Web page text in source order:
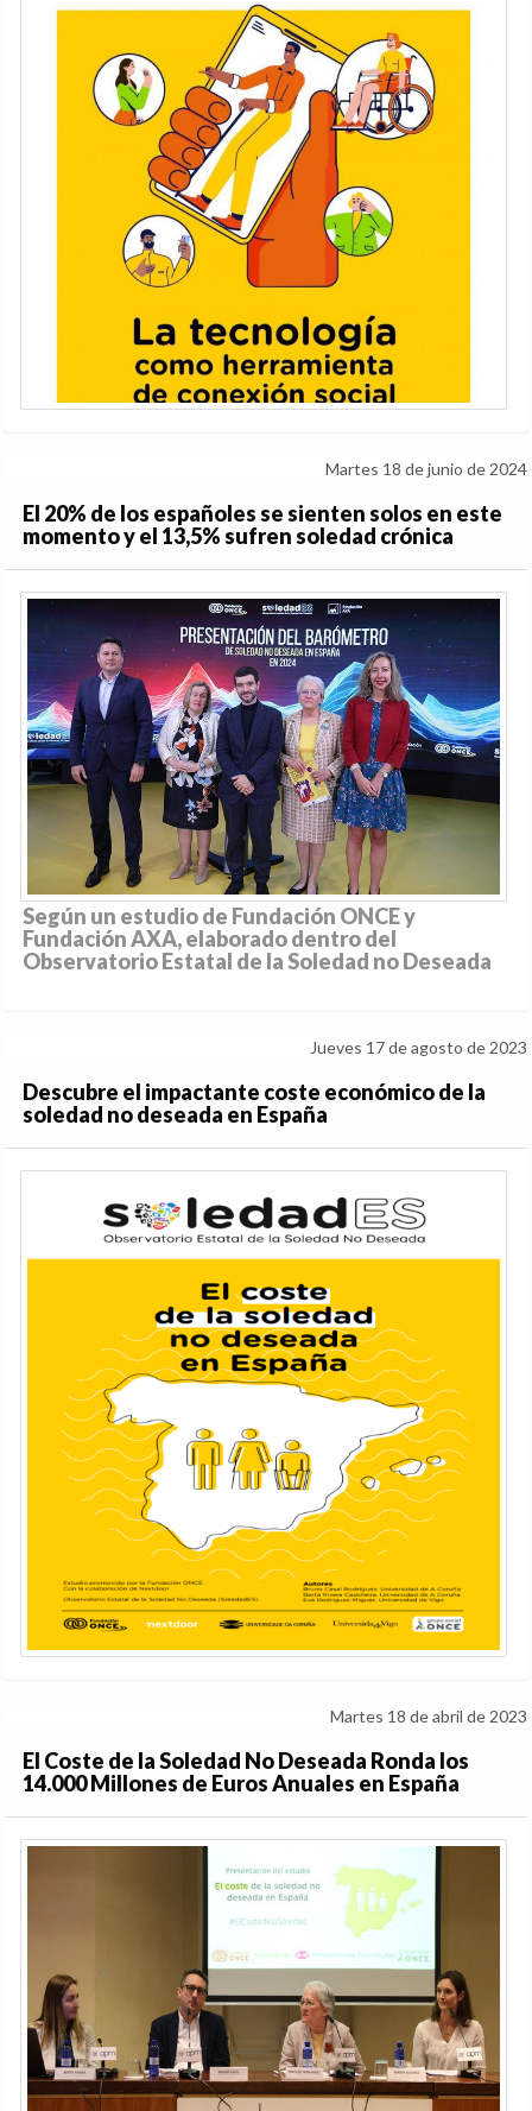
Martes 18 de junio de 2024
El 20% de los españoles se sienten solos en este
momento y el 13,5% sufren soledad crónica
Según un estudio de Fundación ONCE y
Fundación AXA, elaborado dentro del
Observatorio Estatal de la Soledad no Deseada
Jueves 17 de agosto de 2023
Descubre el impactante coste económico de la
soledad no deseada en España
Martes 18 de abril de 2023
El Coste de la Soledad No Deseada Ronda los
14.000 Millones de Euros Anuales en España